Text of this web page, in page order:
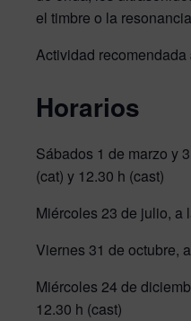
el timbre o la
Actividad recomendada
Horarios
Sábados 1 de marzo y
(cat) y 12.30 h (cast)
Miércoles 23 de julio, a
Viernes 31 de octubre,
Miércoles 24 de
12.30 h (cast)